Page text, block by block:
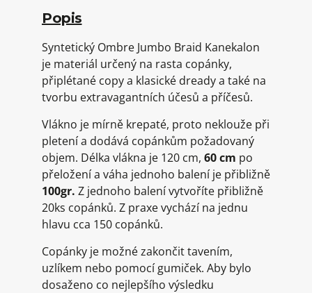
Popis
Syntetický Ombre Jumbo Braid Kanekalon
je materiál určený na rasta copánky,
připlétané copy a klasické dready a také na
tvorbu extravagantních účesů a příčesů.
Vlákno je mírně krepaté, proto neklouže při
pletení a dodává copánkům požadovaný
objem. Délka vlákna je 120 cm, 60 cm po
přeložení a váha jednoho balení je přibližně
100gr. Z jednoho balení vytvoříte přibližně
20ks copánků. Z praxe vychází na jednu
hlavu cca 150 copánků.
Copánky je možné zakončit tavením,
uzlíkem nebo pomocí gumiček. Aby bylo
dosaženo co nejlepšího výsledku